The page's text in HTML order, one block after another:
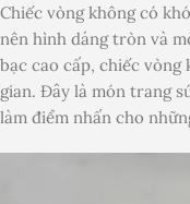
Chiếc vòng không có
nên hình dáng tròn và
bạc cao cấp, chiếc
gian. Đây là món trang
làm điểm nhấn cho